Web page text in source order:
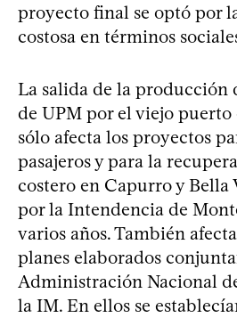
proyecto final se optó por
costosa en términos
La salida de la producción
de UPM por el viejo
sólo afecta los proyectos
pasajeros y para la
costero en Capurro y Bella
por la Intendencia de
varios años. También
planes elaborados
Administración Nacional
la IM. En ellos se